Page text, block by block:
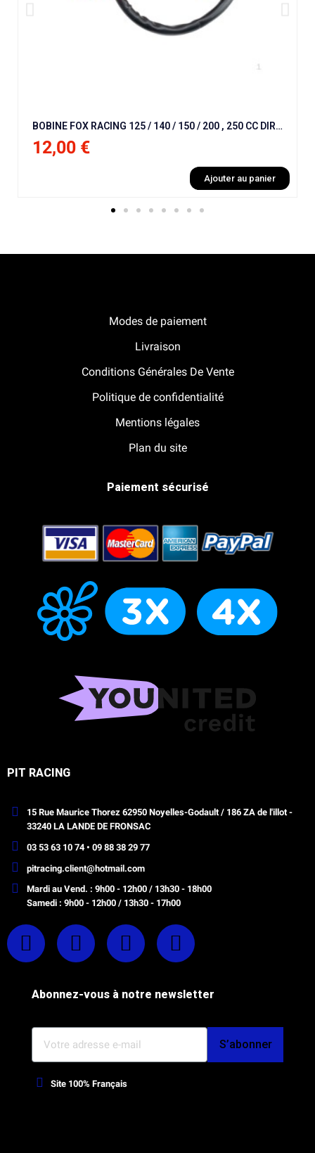
BOBINE FOX RACING 125 / 140 / 150 / 200 , 250 CC DIRT BIKE / PIT BIKE
12,00 €
Ajouter au panier
Modes de paiement
Livraison
Conditions Générales De Vente
Politique de confidentialité
Mentions légales
Plan du site
Paiement sécurisé
PIT RACING
15 Rue Maurice Thorez 62950 Noyelles-Godault / 186 ZA de l'illot -
33240 LA LANDE DE FRONSAC
03 53 63 10 74 • 09 88 38 29 77
pitracing.client@hotmail.com
Mardi au Vend. : 9h00 - 12h00 / 13h30 - 18h00
Samedi : 9h00 - 12h00 / 13h30 - 17h00
Abonnez-vous à notre newsletter
S’abonner
Site 100% Français